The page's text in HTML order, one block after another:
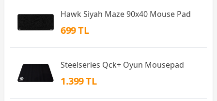
Hawk Siyah Maze 90x40 Mouse Pad
699 TL
Steelseries Qck+ Oyun Mousepad
1.399 TL